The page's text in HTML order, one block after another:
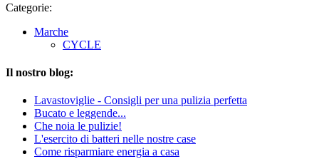
Categorie:
Marche
CYCLE
Il nostro blog:
Lavastoviglie - Consigli per una pulizia perfetta
Bucato e leggende...
Che noia le pulizie!
L'esercito di batteri nelle nostre case
Come risparmiare energia a casa